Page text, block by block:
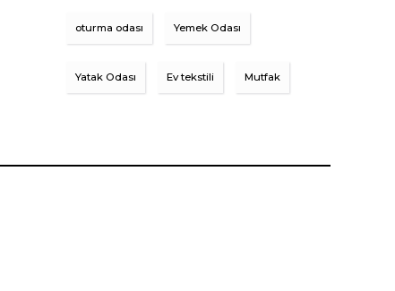
oturma odası Yemek Odası
Yatak Odası Ev tekstili Mutfak